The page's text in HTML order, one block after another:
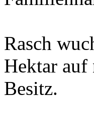
Rasch
Hektar auf
Besitz.